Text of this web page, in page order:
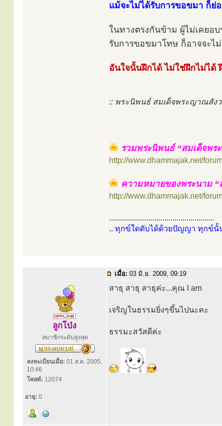
แม้จะไม่ได้รับการขอขมา ก็ย่
ในทางตรงกันข้าม ผู้ไม่เคยอ
รับการขอขมาโทษ ก็อาจจะไ
อันใจนั้นฝึกได้ ไม่ใช่ฝึกไม่ได้
:: พระนิพนธ์ สมเด็จพระญาณสัง
รวมพระนิพนธ์ “สมเด็จพ
http://www.dhammajak.net/
ความหมายของพระนาม
http://www.dhammajak.net/
.....................................................
.. ทุกข์ใดดับได้ด้วยปัญญา ทุกข์นั้
เมื่อ: 03 มิ.ย. 2009, 09:19
ลูกโป่ง
สมาชิกระดับสูงสุด
ลงทะเบียนเมื่อ: 01 ส.ค. 2005,
10:46
โพสต์: 12074
อายุ: 0
สาธุ สาธุ สาธุค่ะ...คุณ I am
เจริญในธรรมยิ่งๆขึ้นไปนะคะ
ธรรมะสวัสดีค่ะ